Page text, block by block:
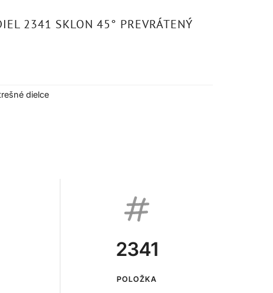
2341 SKLON 45° PREVRÁTENÝ
dielce
2341
POLOŽKA